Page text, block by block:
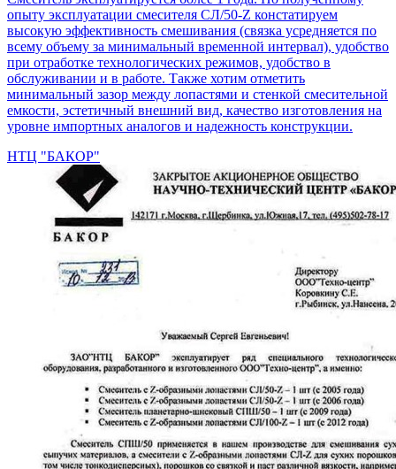
опыту эксплуатации смесителя СЛ/50-Z констатируем
высокую эффективность смешивания (связка усредняется по
всему объему за минимальный временной интервал), удобство
при отработке технологических режимов, удобство в
обслуживании и в работе. Также хотим отметить
минимальный зазор между лопастями и стенкой смесительной
емкости, эстетичный внешний вид, качество изготовления на
уровне импортных аналогов и надежность конструкции.
НТЦ "БАКОР"